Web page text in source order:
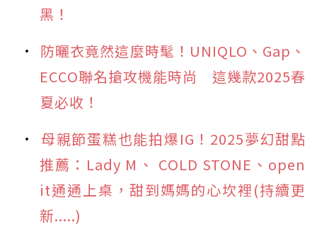
黑！
防曬衣竟然這麼時髦！UNIQLO、Gap、
ECCO聯名搶攻機能時尚 這幾款2025春
夏必收！
母親節蛋糕也能拍爆IG！2025夢幻甜點
推薦：Lady M、 COLD STONE、open
it通通上桌，甜到媽媽的心坎裡(持續更
新.....)